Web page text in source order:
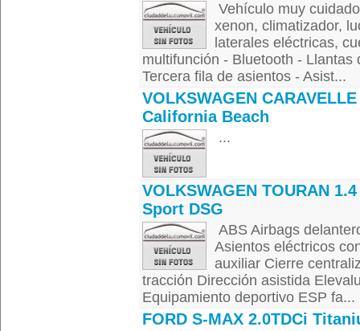
Vehículo muy
xenon, climatizador,
laterales eléctricas,
multifunción - Bluetooth -
Tercera fila de asientos - Asist...
VOLKSWAGEN
California Beach
...
VOLKSWAGEN TOURAN
Sport DSG
ABS Airbags
Asientos eléctricos
auxiliar Cierre
tracción Dirección asistida
Equipamiento deportivo ESP fa...
FORD S-MAX 2.0TDCi